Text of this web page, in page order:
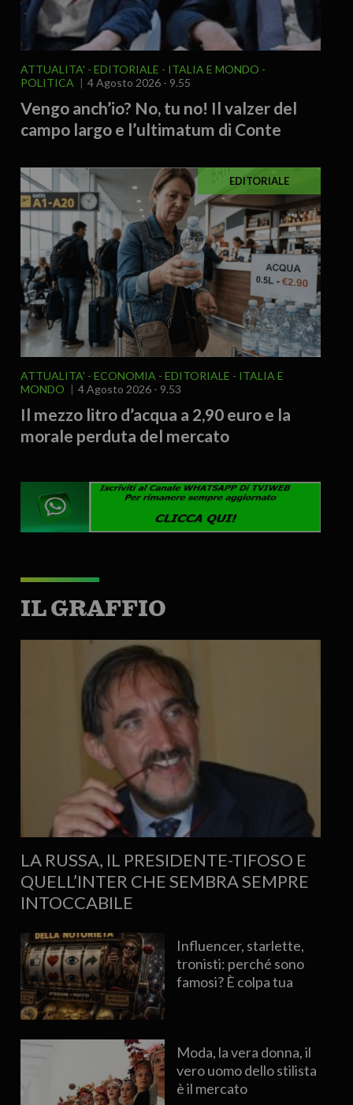
ATTUALITA' EDITORIALE
ITALIA E MONDO
POLITICA
4 Agosto 2026 - 9.55
Vengo anch’io? No, tu no! Il valzer del
campo largo e l’ultimatum di Conte
EDITORIALE
ATTUALITA' ECONOMIA EDITORIALE
ITALIA E
MONDO
4 Agosto 2026 - 9.53
Il mezzo litro d’acqua a 2,90 euro e la
morale perduta del mercato
IL GRAFFIO
LA RUSSA, IL PRESIDENTE-TIFOSO E
QUELL’INTER CHE SEMBRA SEMPRE
INTOCCABILE
Influencer, starlette,
tronisti: perché sono
famosi? È colpa tua
Moda, la vera donna, il
vero uomo dello stilista
è il mercato